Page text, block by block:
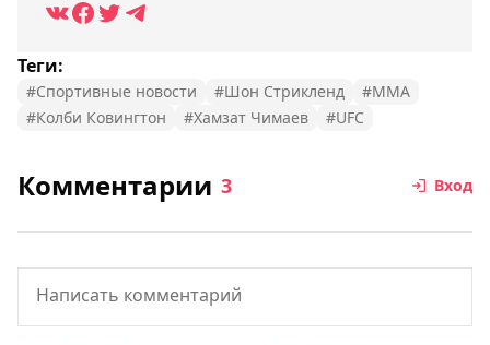
Теги:
#Спортивные новости #Шон Стрикленд
#MMA
#Колби Ковингтон
#Хамзат Чимаев #UFC
Комментарии 3 Вход